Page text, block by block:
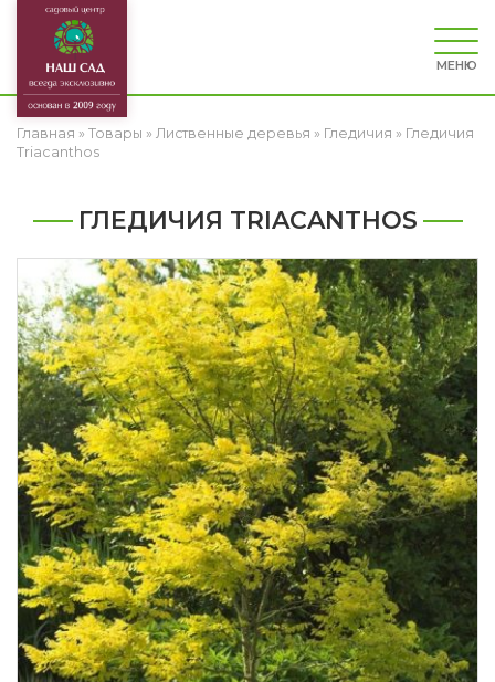
МЕНЮ
Главная » Товары » Лиственные деревья » Гледичия » Гледичия
Triacanthos
ГЛЕДИЧИЯ TRIACANTHOS